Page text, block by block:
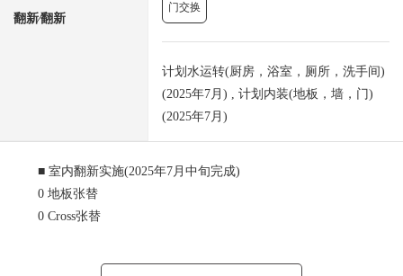
翻新⁄翻新
门交换
计划水运转(厨房，浴室，厕所，洗手间)
(2025年7月) , 计划内装(地板，墙，门)
(2025年7月)
■ 室内翻新实施(2025年7月中旬完成)
0 地板张替
0 Cross张替
0 盥洗台交换(双盆)